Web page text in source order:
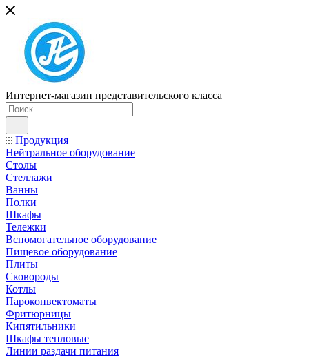
Интернет-магазин представительского класса
Продукция
Нейтральное оборудование
Столы
Стеллажи
Ванны
Полки
Шкафы
Тележки
Вспомогательное оборудование
Пищевое оборудование
Плиты
Сковороды
Котлы
Пароконвектоматы
Фритюрницы
Кипятильники
Шкафы тепловые
Линии раздачи питания